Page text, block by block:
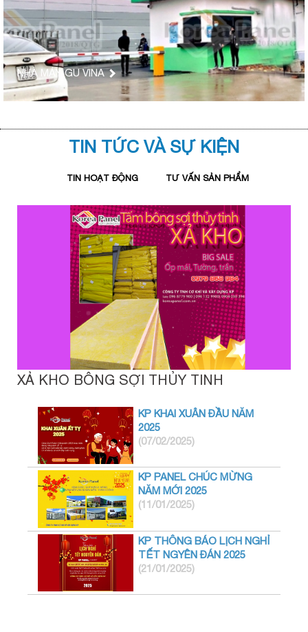
NHÀ MÁY GU VINA
TIN TỨC VÀ SỰ KIỆN
TIN HOẠT ĐỘNG TƯ VẤN SẢN PHẨM
XẢ KHO BÔNG SỢI THỦY TINH
KP KHAI XUÂN ĐẦU NĂM
2025
(07/02/2025)
KP PANEL CHÚC MỪNG
NĂM MỚI 2025
(11/01/2025)
KP THÔNG BÁO LỊCH NGHỈ
TẾT NGYÊN ĐÁN 2025
(21/01/2025)